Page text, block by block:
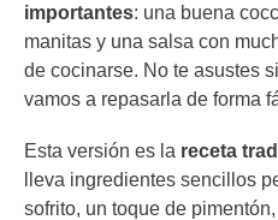
importantes: una buena
manitas y una salsa con
de cocinarse. No te asustes
vamos a repasarla de forma
Esta versión es la receta
lleva ingredientes sencillos
sofrito, un toque de